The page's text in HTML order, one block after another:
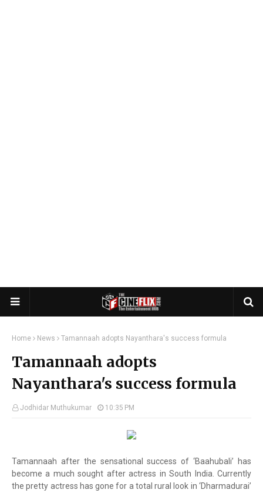
Home News Tamannaah adopts Nayanthara's success formula
Tamannaah adopts
Nayanthara's success formula
Jodhidar Muthukumar 10:35 PM
Tamannaah after the sensational success of ‘Baahubali’ has
become a much sought after actress in South India. Currently
the pretty actress has gone for a total rural look in ‘Dharmadurai’